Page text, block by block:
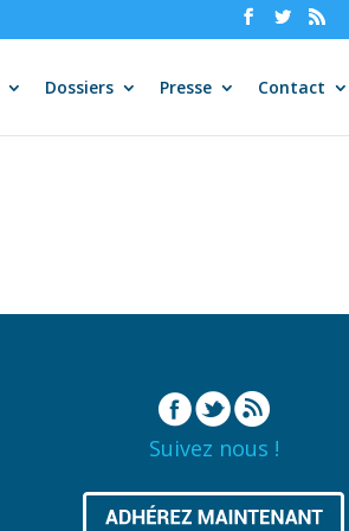
Dossiers Presse Contact
Suivez nous !